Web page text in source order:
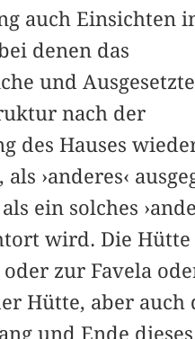
auch Einsichten
denen das
und
nach der
des Hauses
als ›anderes‹
ein solches
wird. Die
oder zur Favela
Hütte, aber auch
und Ende dieses